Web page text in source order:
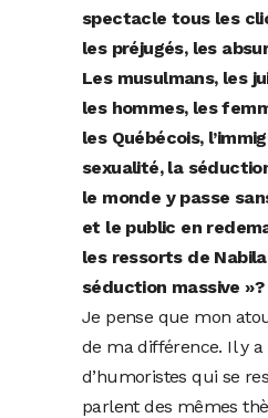
spectacle tous les
les préjugés, les
Les musulmans, les
les hommes, les
les Québécois,
sexualité, la
le monde y passe
et le public en
les ressorts de Nabila
séduction massive »?
Je pense que mon
de ma différence. Il y
d’humoristes qui se
parlent des mêmes